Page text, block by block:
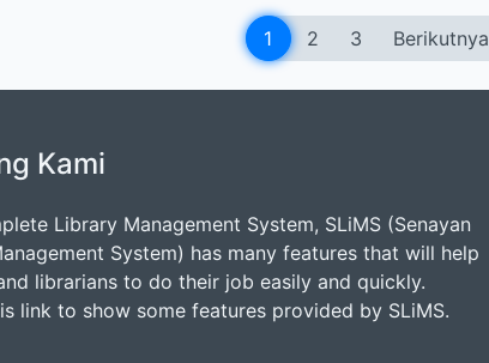
1 2 3 Berikutnya
Kami
Library Management System, SLiMS (Senayan
System) has many features that will help
librarians to do their job easily and quickly.
link to show some features provided by SLiMS.